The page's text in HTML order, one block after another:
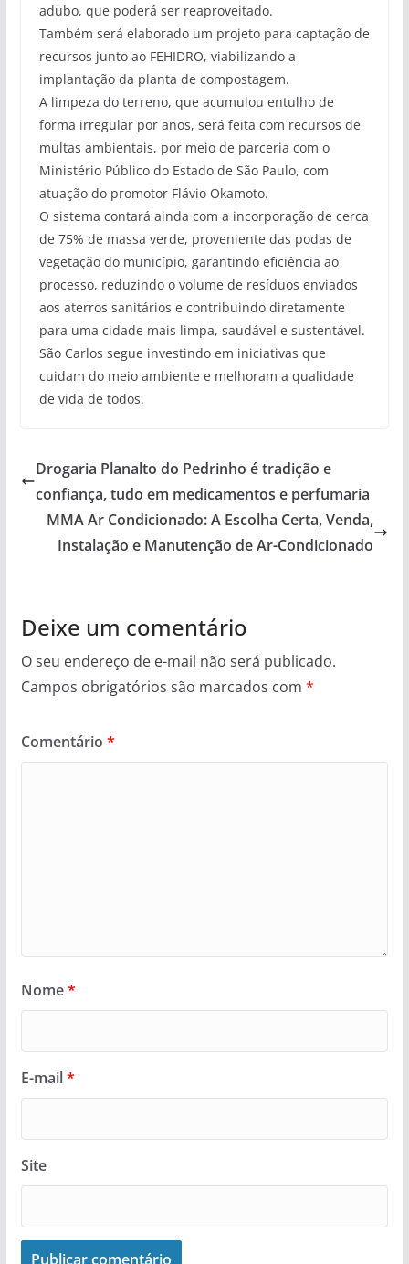
adubo, que poderá ser reaproveitado.
Também será elaborado um projeto para captação de
recursos junto ao FEHIDRO, viabilizando a
implantação da planta de compostagem.
A limpeza do terreno, que acumulou entulho de
forma irregular por anos, será feita com recursos de
multas ambientais, por meio de parceria com o
Ministério Público do Estado de São Paulo, com
atuação do promotor Flávio Okamoto.
O sistema contará ainda com a incorporação de cerca
de 75% de massa verde, proveniente das podas de
vegetação do município, garantindo eficiência ao
processo, reduzindo o volume de resíduos enviados
aos aterros sanitários e contribuindo diretamente
para uma cidade mais limpa, saudável e sustentável.
São Carlos segue investindo em iniciativas que
cuidam do meio ambiente e melhoram a qualidade
de vida de todos.
Drogaria Planalto do Pedrinho é tradição e
confiança, tudo em medicamentos e perfumaria
MMA Ar Condicionado: A Escolha Certa, Venda,
Instalação e Manutenção de Ar-Condicionado
Deixe um comentário
O seu endereço de e-mail não será publicado.
Campos obrigatórios são marcados com *
Comentário *
Nome*
E-mail*
Site